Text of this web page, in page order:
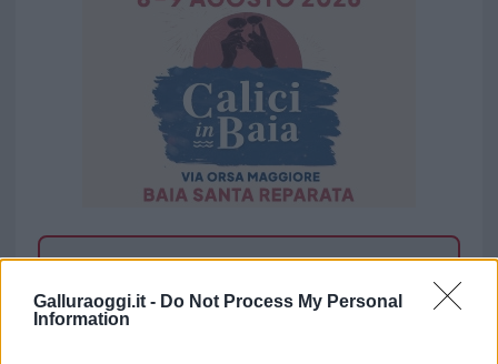
Galluraoggi.it - Do Not Process My Personal
Information
Vuoi rimuovere le pubblicità nazionali?
Puoi abbonarti a